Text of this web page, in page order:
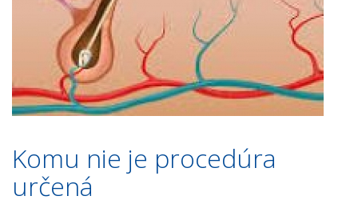
Komu nie je procedúra
určená